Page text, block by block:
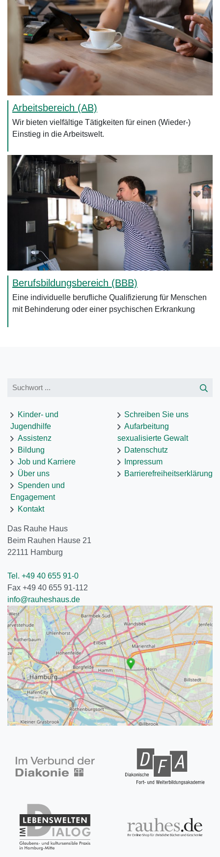
Arbeitsbereich (AB)
Wir bieten vielfältige Tätigkeiten für einen (Wieder-)
Einstieg in die Arbeitswelt.
Berufsbildungsbereich (BBB)
Eine individuelle berufliche Qualifizierung für Menschen
mit Behinderung oder einer psychischen Erkrankung
Kinder- und
Jugendhilfe
Assistenz
Bildung
Job und Karriere
Über uns
Spenden und
Engagement
Kontakt
Schreiben Sie uns
Aufarbeitung
sexualisierte Gewalt
Datenschutz
Impressum
Barrierefreiheitserklärung
Das Rauhe Haus
Beim Rauhen Hause 21
22111 Hamburg
Tel. +49 40 655 91-0
Fax +49 40 655 91-112
info@rauheshaus.de